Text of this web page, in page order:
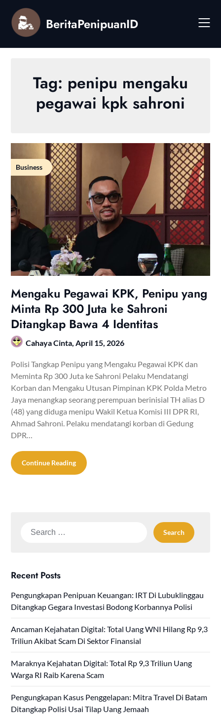
content
BeritaPenipuanID
Tag: penipu mengaku
pegawai kpk sahroni
Business
Mengaku Pegawai KPK, Penipu yang
Minta Rp 300 Juta ke Sahroni
Ditangkap Bawa 4 Identitas
Cahaya Cinta, April 15, 2026
Polisi Tangkap Penipu yang Mengaku Pegawai KPK dan
Meminta Rp 300 Juta ke Sahroni Pelaku Mendatangi
Korban dan Mengaku Utusan Pimpinan KPK Polda Metro
Jaya menangkap seorang perempuan berinisial TH alias D
(48) yang diduga menipu Wakil Ketua Komisi III DPR RI,
Ahmad Sahroni. Pelaku mendatangi korban di Gedung
DPR…
Continue Reading
Search
Recent Posts
Pengungkapan Penipuan Keuangan: IRT Di Lubuklinggau
Ditangkap Gegara Investasi Bodong Korbannya Polisi
Ancaman Kejahatan Digital: Total Uang WNI Hilang Rp 9,3
Triliun Akibat Scam Di Sektor Finansial
Maraknya Kejahatan Digital: Total Rp 9,3 Triliun Uang
Warga RI Raib Karena Scam
Pengungkapan Kasus Penggelapan: Mitra Travel Di Batam
Ditangkap Polisi Usai Tilap Uang Jemaah